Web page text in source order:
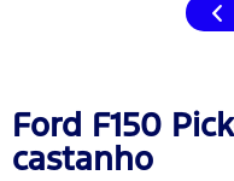
Ford F150
castanho